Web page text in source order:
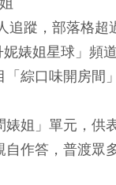
追蹤，部落格超
婊姐星球」頻
「綜口味開房間
婊姐」單元，供
自作答，普渡眾